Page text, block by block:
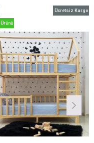
Ücretsiz Kargo